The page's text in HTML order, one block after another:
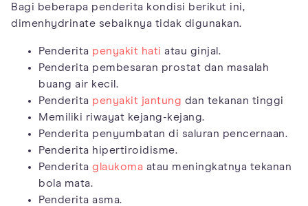
Bagi beberapa penderita kondisi berikut ini,
dimenhydrinate sebaiknya tidak digunakan.
Penderita penyakit hati atau ginjal.
Penderita pembesaran prostat dan masalah
buang air kecil.
Penderita penyakit jantung dan tekanan tinggi
Memiliki riwayat kejang-kejang.
Penderita penyumbatan di saluran pencernaan.
Penderita hipertiroidisme.
Penderita glaukoma atau meningkatnya tekanan
bola mata.
Penderita asma.